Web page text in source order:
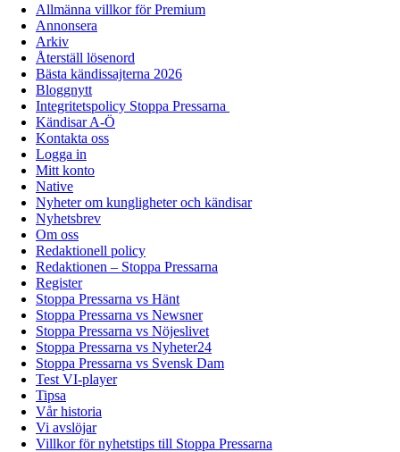
Allmänna villkor för Premium
Annonsera
Arkiv
Återställ lösenord
Bästa kändissajterna 2026
Bloggnytt
Integritetspolicy Stoppa Pressarna
Kändisar A-Ö
Kontakta oss
Logga in
Mitt konto
Native
Nyheter om kungligheter och kändisar
Nyhetsbrev
Om oss
Redaktionell policy
Redaktionen – Stoppa Pressarna
Register
Stoppa Pressarna vs Hänt
Stoppa Pressarna vs Newsner
Stoppa Pressarna vs Nöjeslivet
Stoppa Pressarna vs Nyheter24
Stoppa Pressarna vs Svensk Dam
Test VI-player
Tipsa
Vår historia
Vi avslöjar
Villkor för nyhetstips till Stoppa Pressarna